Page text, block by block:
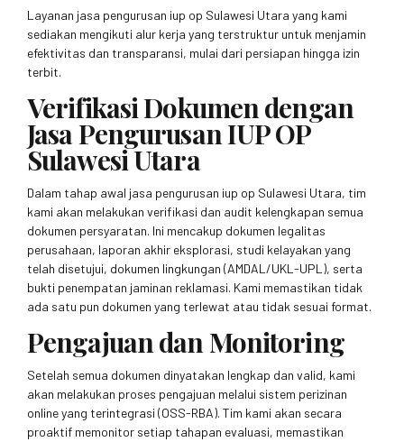
Layanan jasa pengurusan iup op Sulawesi Utara yang kami
sediakan mengikuti alur kerja yang terstruktur untuk menjamin
efektivitas dan transparansi, mulai dari persiapan hingga izin
terbit.
Verifikasi Dokumen dengan
Jasa Pengurusan IUP OP
Sulawesi Utara
Dalam tahap awal jasa pengurusan iup op Sulawesi Utara, tim
kami akan melakukan verifikasi dan audit kelengkapan semua
dokumen persyaratan. Ini mencakup dokumen legalitas
perusahaan, laporan akhir eksplorasi, studi kelayakan yang
telah disetujui, dokumen lingkungan (AMDAL/UKL-UPL), serta
bukti penempatan jaminan reklamasi. Kami memastikan tidak
ada satu pun dokumen yang terlewat atau tidak sesuai format.
Pengajuan dan Monitoring
Setelah semua dokumen dinyatakan lengkap dan valid, kami
akan melakukan proses pengajuan melalui sistem perizinan
online yang terintegrasi (OSS-RBA). Tim kami akan secara
proaktif memonitor setiap tahapan evaluasi, memastikan